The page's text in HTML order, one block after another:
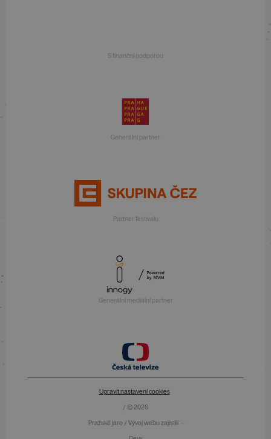
S finanční podporou
Generální partner
Partner festivalu
Generální mediální partner
Upravit nastavení cookies
/ © 2026
Pražské jaro / Vývoj webu zajistili —